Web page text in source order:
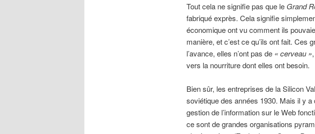
Tout cela ne signifie pas que le Grand
fabriqué exprès. Cela signifie
économique ont vu comment ils
manière, et c’est ce qu’ils ont fait.
l’avance, elles n’ont pas de« cerveau »
vers la nourriture dont elles ont besoin.
Bien sûr, les entreprises de la Silicon
soviétique des années 1930. Mais il y
gestion de l’information sur le Web
ce sont de grandes organisations